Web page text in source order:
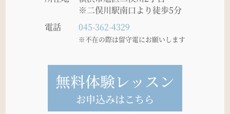
※二俣川駅南口より徒歩5分
電話
045-362-4329
※不在の際は留守電にお願いします
無料体験レッスン
お申込みはこちら